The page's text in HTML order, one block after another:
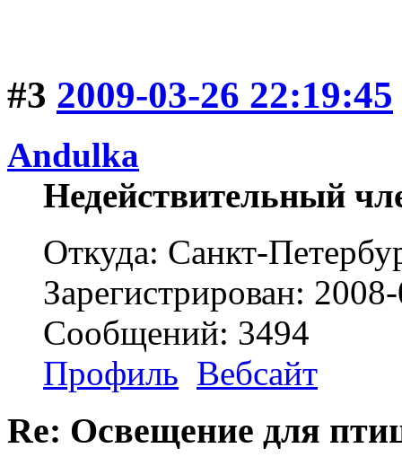
#3 2009-03-26 22:19:45
Andulka
Недействительный
Откуда: Санкт-
Зарегистрирован:
Сообщений: 3494
Профиль Вебсайт
Re: Освещение для